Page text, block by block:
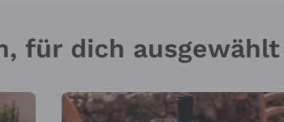
für dich